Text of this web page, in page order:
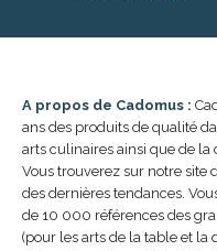
A propos de Cadomus :
ans des produits de qualité
arts culinaires ainsi que de
Vous trouverez sur notre site
des dernières tendances.
de 10 000 références des
(pour les arts de la table et la